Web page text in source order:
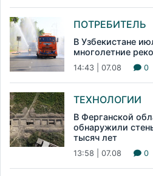
ПОТРЕБИТЕЛЬ
В Узбекистане
многолетние
14:43 | 07.08 0
ТЕХНОЛОГИИ
В Ферганской
обнаружили
тысяч лет
13:58 | 07.08 0